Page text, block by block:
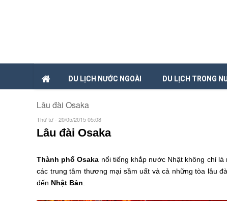
DU LỊCH NƯỚC NGOÀI DU LỊCH TRONG
Lâu đài Osaka
Thứ tư - 20/05/2015 05:08
Lâu đài Osaka
Thành phố Osaka nổi tiếng khắp nước Nhật không chỉ
các trung tâm thương mại sầm uất và cả những tòa lâu
đến Nhật Bản